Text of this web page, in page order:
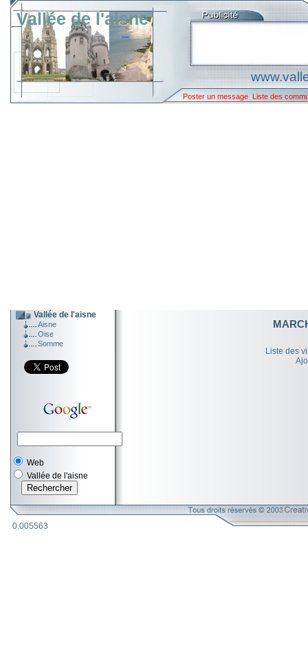
Vallée de l'aisne
Poster un message Liste des
Vallée de l'aisne
Aisne
Oise
Somme
Web
Vallée de l'aisne
Liste des
0.005563